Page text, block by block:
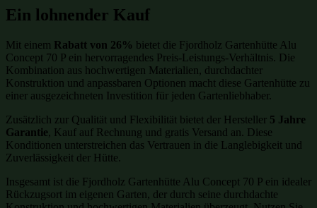
Ein lohnender Kauf
Mit einem Rabatt von 26% bietet die Fjordholz Gartenhütte Alu
Concept 70 P ein hervorragendes Preis-Leistungs-Verhältnis. Die
Kombination aus hochwertigen Materialien, durchdachter
Konstruktion und anpassbaren Optionen macht diese Gartenhütte zu
einer ausgezeichneten Investition für jeden Gartenliebhaber.
Zusätzlich zur Qualität und Flexibilität bietet der Hersteller 5 Jahre
Garantie, Kauf auf Rechnung und gratis Versand an. Diese
Konditionen unterstreichen das Vertrauen in die Langlebigkeit und
Zuverlässigkeit der Hütte.
Insgesamt ist die Fjordholz Gartenhütte Alu Concept 70 P ein idealer
Rückzugsort im eigenen Garten, der durch seine durchdachte